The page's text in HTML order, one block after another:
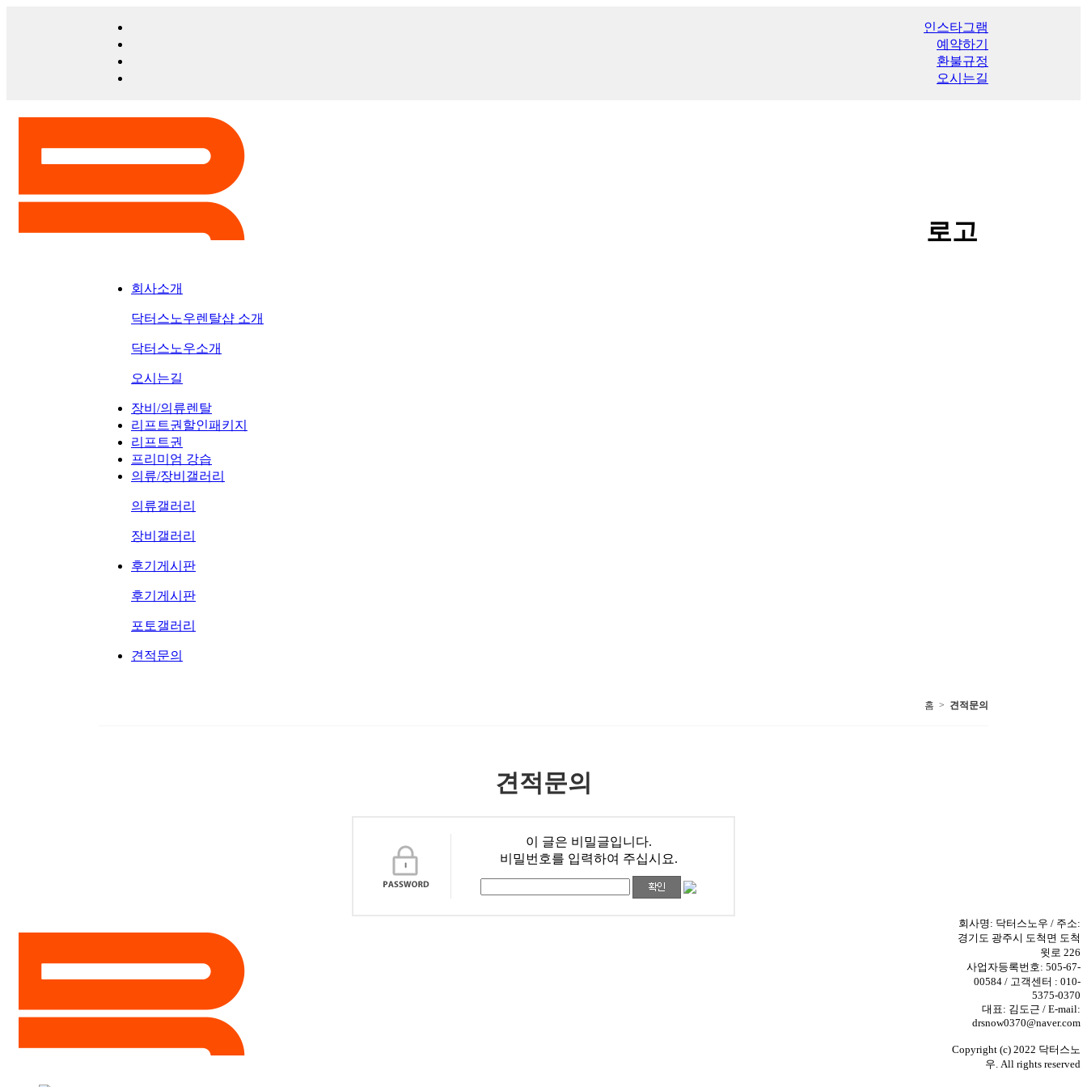
인스타그램
예약하기
환불규정
오시는길
로고
회사소개
닥터스노우렌탈샵 소개
닥터스노우소개
오시는길
장비/의류렌탈
리프트권할인패키지
리프트권
프리미엄 강습
의류/장비갤러리
의류갤러리
장비갤러리
후기게시판
후기게시판
포토갤러리
견적문의
홈 > 견적문의
견적문의
이 글은 비밀글입니다.
비밀번호를 입력하여 주십시요.
회사명: 닥터스노우 / 주소:
경기도 광주시 도척면 도척
윗로 226
사업자등록번호: 505-67-
00584 / 고객센터 : 010-
5375-0370
대표: 김도근 / E-mail:
drsnow0370@naver.com
Copyright (c) 2022 닥터스노
우. All rights reserved